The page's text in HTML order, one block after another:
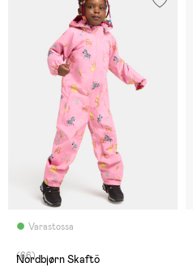
Varastossa
(66)
Nordbjørn Skaftö